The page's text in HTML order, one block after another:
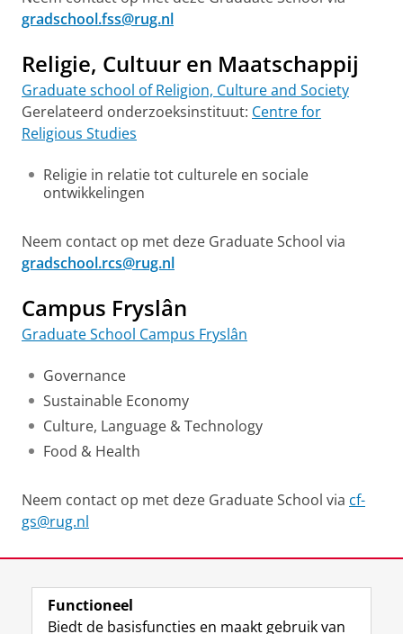
gradschool.fss@rug.nl
Religie, Cultuur en Maatschappij
Graduate school of Religion, Culture and Society
Gerelateerd onderzoeksinstituut: Centre for
Religious Studies
Religie in relatie tot culturele en sociale
ontwikkelingen
Neem contact op met deze Graduate School via
gradschool.rcs@rug.nl
Campus Fryslân
Graduate School Campus Fryslân
Governance
Sustainable Economy
Culture, Language & Technology
Food & Health
Neem contact op met deze Graduate School via cf-
gs@rug.nl
View this page in:English
Functioneel
Biedt de basisfuncties en maakt gebruik van